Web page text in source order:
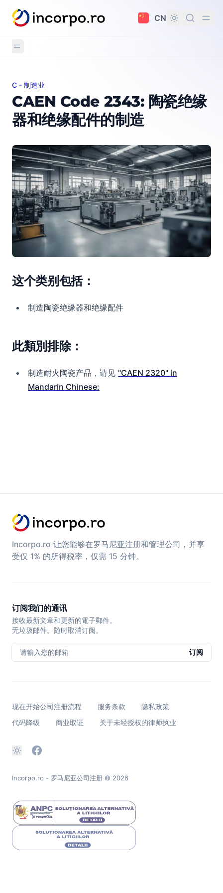
要内容
CN
CAEN Code 2343: 陶瓷绝缘器和绝缘配件的制造
C - 制造业
CAEN Code 2343: 陶瓷绝缘
器和绝缘配件的制造
这个类别包括：
制造陶瓷绝缘器和绝缘配件
此類別排除：
制造耐火陶瓷产品，请见 "CAEN 2320" in
Mandarin Chinese:
Incorpo.ro 让您能够在罗马尼亚注册和管理公司，并享
受仅 1% 的所得税率，仅需 15 分钟。
订阅我们的通讯
接收最新文章和更新的電子郵件。
无垃圾邮件。随时取消订阅。
请输入您的邮箱 订阅
现在开始公司注册流程 服务条款
隐私政策
代码降级
商业取证 关于未经授权的律师执业
Incorpo.ro - 罗马尼亚公司注册 © 2026